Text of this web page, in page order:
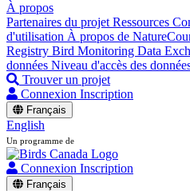
À propos
Partenaires du projet Ressources
d'utilisation À propos de
Registry Bird Monitoring Data
données Niveau d'accès des
Trouver un projet
Connexion Inscription
Français
English
Un programme de
Connexion Inscription
Français